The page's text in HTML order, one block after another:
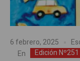
6 febrero, 2025
En Edición Nº251